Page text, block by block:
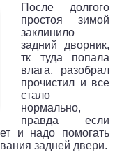
После долгого
простоя зимой
заклинило
задний дворник,
тк туда попала
влага, разобрал
прочистил и все
стало
нормально,
правда если
и надо помогать
задней двери.